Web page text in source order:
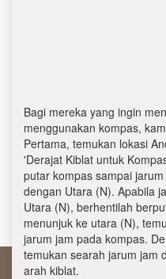
Bagi mereka yang ingin
menggunakan kompas,
Pertama, temukan lokasi
'Derajat Kiblat untuk
putar kompas sampai
dengan Utara (N). Apabila
Utara (N), berhentilah
menunjuk ke utara (N),
jarum jam pada kompas.
temukan searah jarum jam
arah kiblat.